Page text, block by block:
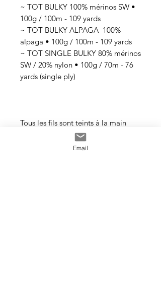
~ TOT BULKY 100% mérinos SW •
100g / 100m - 109 yards
~ TOT BULKY ALPAGA 100%
alpaga • 100g / 100m - 109 yards
~ TOT SINGLE BULKY 80% mérinos
SW / 20% nylon • 100g / 70m - 76
yards (single ply)
Tous les fils sont teints à la main
avec des teintures acides
professionnelles non toxiques. Tous
Email